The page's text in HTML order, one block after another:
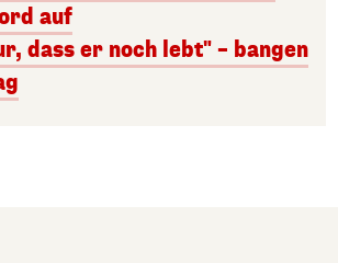
auf
dass er noch lebt" – bangen